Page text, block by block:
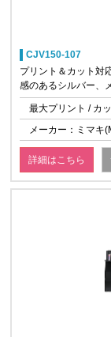
CJV150-107
プリント＆カット対
感のあるシルバー、
最大プリント / カ
メーカー：ミマキ
詳細はこちら